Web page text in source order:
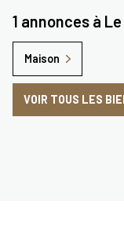
1 annonces à
Maison
VOIR TOUS LES